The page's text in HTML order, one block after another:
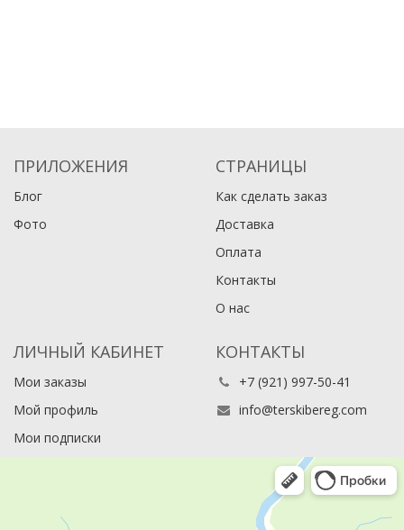
ПРИЛОЖЕНИЯ
Блог
Фото
СТРАНИЦЫ
Как сделать заказ
Доставка
Оплата
Контакты
О нас
ЛИЧНЫЙ КАБИНЕТ
Мои заказы
Мой профиль
Мои подписки
КОНТАКТЫ
+7 (921) 997-50-41
info@terskibereg.com